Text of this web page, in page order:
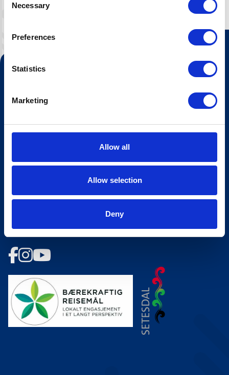
Selection
Necessary
Preferences
Statistics
Marketing
Allow all
Allow selection
Deny
Kontakt oss
Meld deg på vårt nyhetsbrev!